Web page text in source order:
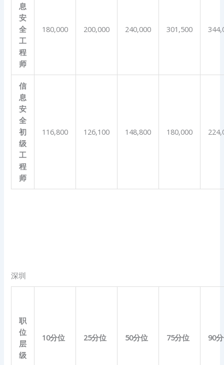
息
安
全
工
程
师
180,000 200,000 240,000 301,500
信
息
安
全
初
级
工
程
师
116,800 126,100 148,800 180,000
深圳
职
位
层
级
10分位 25分位 50分位 75分位 90